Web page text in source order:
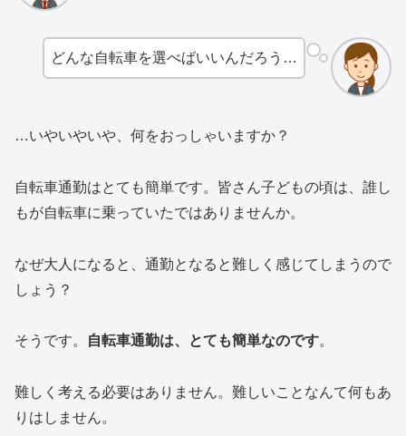
どんな自転車を選べばいいんだろう…
…いやいやいや、何をおっしゃいますか？
自転車通勤はとても簡単です。皆さん子どもの頃は、誰し
もが自転車に乗っていたではありませんか。
なぜ大人になると、通勤となると難しく感じてしまうので
しょう？
そうです。 自転車通勤は、とても簡単なのです。
難しく考える必要はありません。難しいことなんて何もあ
りはしません。